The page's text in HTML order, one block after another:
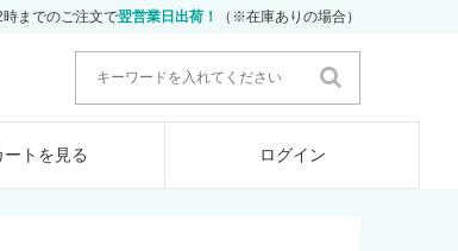
までのご注文で翌営業日出荷！ （※在庫ありの場合）
ートを見る ログイン